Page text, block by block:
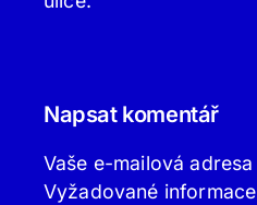
Napsat komentář
Vaše e-mailová
Vyžadované